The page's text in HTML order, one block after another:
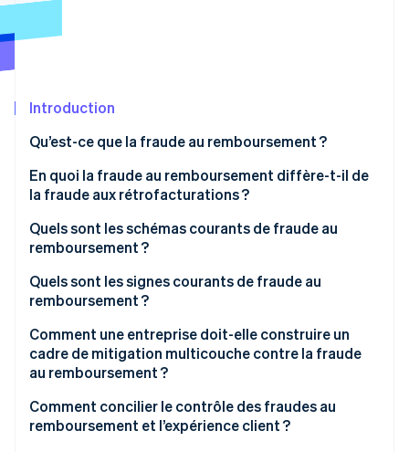
Radar
Constitution de start-up
Élimination du carbone
Identity
Vérification de l'identité
Stripe Sessions 2026
Regarder la vidéo
Stripe App Marketplace
Introduction
Qu’est-ce que la fraude au remboursement ?
En quoi la fraude au remboursement diffère-t-il de
la fraude aux rétrofacturations ?
Quels sont les schémas courants de fraude au
remboursement ?
Quels sont les signes courants de fraude au
remboursement ?
Comment une entreprise doit-elle construire un
cadre de mitigation multicouche contre la fraude
au remboursement ?
Comment concilier le contrôle des fraudes au
remboursement et l’expérience client ?